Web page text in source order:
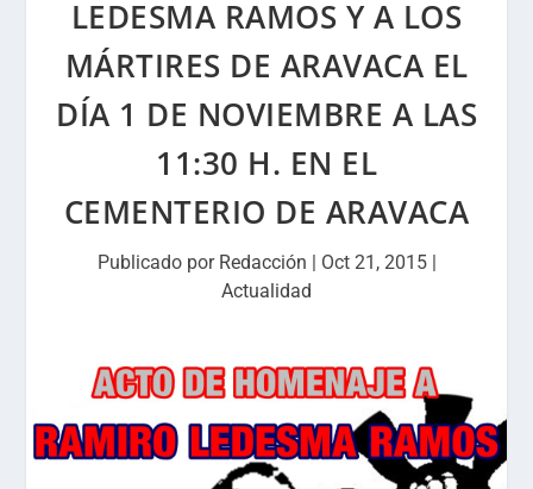
LEDESMA RAMOS Y A LOS
MÁRTIRES DE ARAVACA EL
DÍA 1 DE NOVIEMBRE A LAS
11:30 H. EN EL
CEMENTERIO DE ARAVACA
Publicado por Redacción | Oct 21, 2015|
Actualidad